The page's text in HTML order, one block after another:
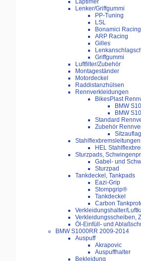
Laptimer
Lenker/Griffgummi
PP-Tuning
LSL
Bonamici Racing
ARP Racing
Gilles
Griffgummi
Luftfilter/Zubehör
Montageständer
Motordeckel
Raddistanzhülsen
Rennverkleidungen
BikesPlast
BMW
BMW
Standard
Zubehör
Stahlflexbremsleitungen
HEL
Sturzpads,
Gabel- und
Sturzpad
Tankdeckel, Tankpads
Eazi-Grip
Stompgrip®
Tankdeckel
Carbon
Verkleidungshalter/
Verkleidungsscheiben,
Öl-Einfüll- und
BMW S1000RR 2009-2014
Auspuff
Akrapovic
Auspuffhalter
Bekleidung